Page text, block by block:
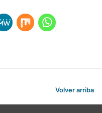
Volver arriba